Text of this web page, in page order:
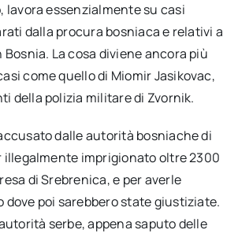
lavora essenzialmente su casi
dalla procura bosniaca e relativi a
La cosa diviene ancora più
come quello di Miomir Jasikovac,
della polizia militare di Zvornik.
dalle autorità bosniache di
illegalmente imprigionato oltre 2300
di Srebrenica, e per averle
dove poi sarebbero state giustiziate.
serbe, appena saputo delle